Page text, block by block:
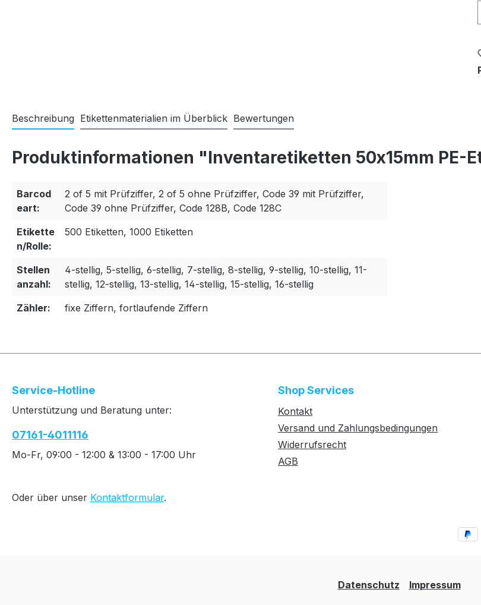
Beschreibung Etikettenmaterialien im Überblick Bewertungen
Produktinformationen "Inventaretiketten 50x15mm PE-
Barcod
eart:
2 of 5 mit Prüfziffer, 2 of 5 ohne Prüfziffer, Code 39 mit Prüfziffer,
Code 39 ohne Prüfziffer, Code 128B, Code 128C
Etikette
n/Rolle:
500 Etiketten, 1000 Etiketten
Stellen
anzahl:
4-stellig, 5-stellig, 6-stellig, 7-stellig, 8-stellig, 9-stellig, 10-stellig, 11-
stellig, 12-stellig, 13-stellig, 14-stellig, 15-stellig, 16-stellig
Zähler:
fixe Ziffern, fortlaufende Ziffern
Service-Hotline
Unterstützung und Beratung unter:
07161-4011116
Mo-Fr, 09:00 - 12:00 & 13:00 - 17:00 Uhr
Oder über unser Kontaktformular.
Shop Services
Kontakt
Versand und Zahlungsbedingungen
Widerrufsrecht
AGB
Datenschutz Impressum